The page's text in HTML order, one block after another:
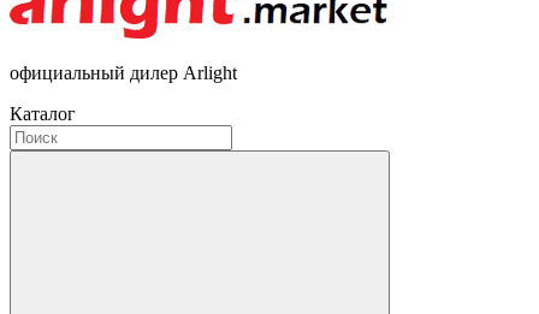
официальный дилер Arlight
Каталог